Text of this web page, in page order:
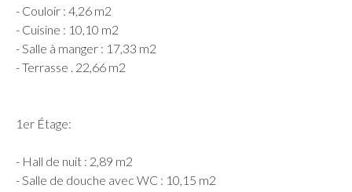
- Couloir : 4,26 m2
- Cuisine : 10,10 m2
- Salle à manger : 17,33 m2
- Terrasse . 22,66 m2
1er Étage:
- Hall de nuit : 2,89 m2
- Salle de douche avec WC : 10,15 m2